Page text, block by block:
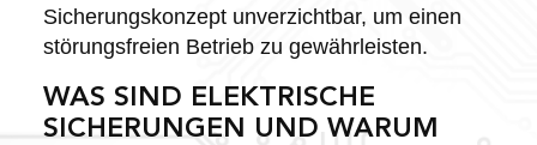
Sicherungskonzept unverzichtbar, um einen
störungsfreien Betrieb zu gewährleisten.
WAS SIND ELEKTRISCHE
SICHERUNGEN UND WARUM